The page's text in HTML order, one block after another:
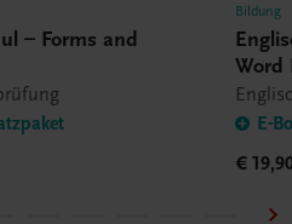
– Forms and
Bildung
Word
E-
€